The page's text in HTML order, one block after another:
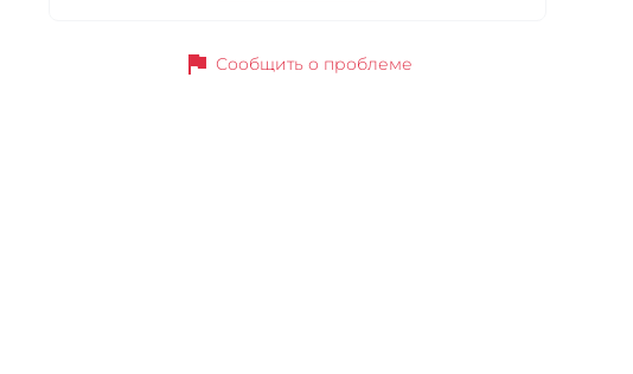
flag Сообщить о проблеме